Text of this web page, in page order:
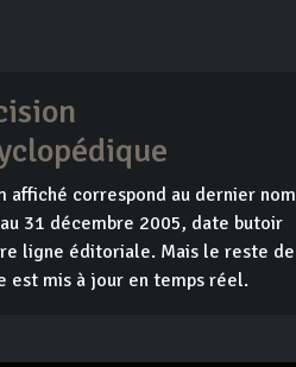
affiché correspond au dernier nom
31 décembre 2005, date butoir
ligne éditoriale. Mais le reste de
est mis à jour en temps réel.